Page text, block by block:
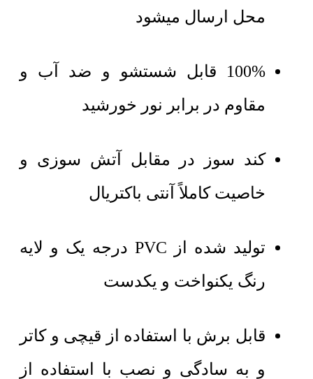
محل ارسال میشود
100% قابل شستشو و ضد آب و
مقاوم در برابر نور خورشید
کند سوز در مقابل آتش سوزی و
خاصیت کاملاً آنتی باکتریال
تولید شده از PVC درجه یک و لایه
رنگ یکنواخت و یکدست
قابل برش با استفاده از قیچی و کاتر
و به سادگی و نصب با استفاده از